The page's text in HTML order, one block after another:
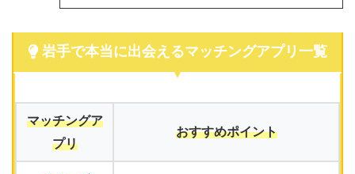
岩手で本当に出会えるマッチングアプリ一覧
マッチングア
プリ
おすすめポイント